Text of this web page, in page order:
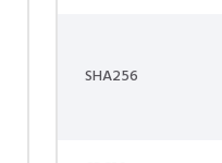
SHA256